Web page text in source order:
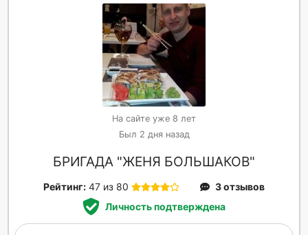
На сайте уже 8 лет
Был 2 дня назад
БРИГАДА "ЖЕНЯ БОЛЬШАКОВ"
Рейтинг: 47 из 80
3 отзывов
Личность подтверждена